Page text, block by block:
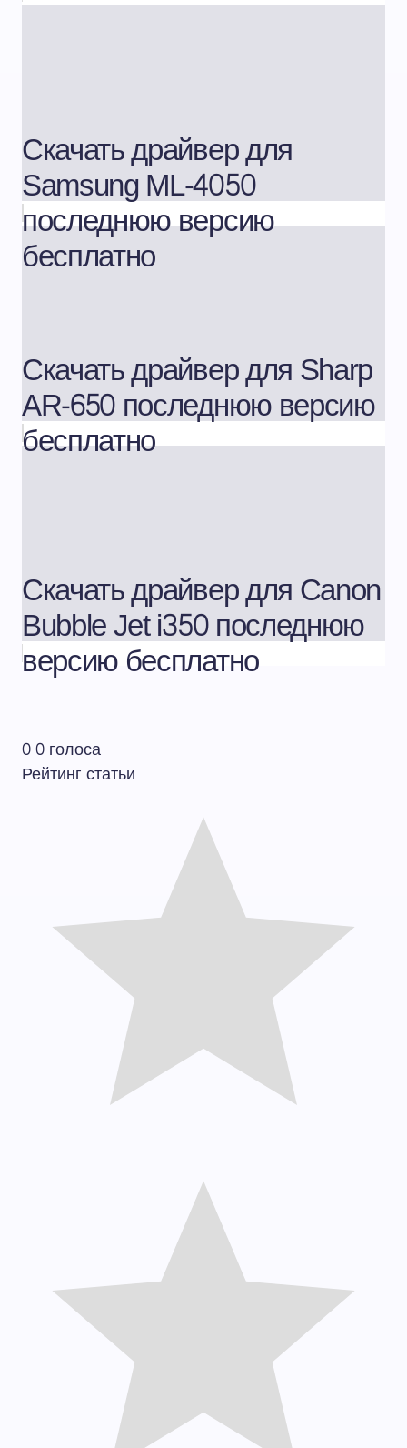
Скачать драйвер для
Samsung ML-4050
последнюю версию
бесплатно
Скачать драйвер для Sharp
AR-650 последнюю версию
бесплатно
Скачать драйвер для Canon
Bubble Jet i350 последнюю
версию бесплатно
00голоса
Рейтинг статьи